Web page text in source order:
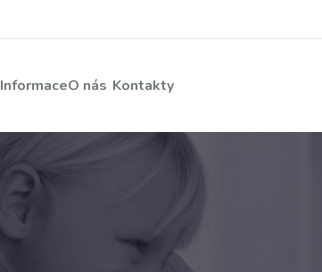
InformaceO nás Kontakty